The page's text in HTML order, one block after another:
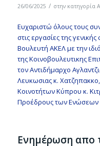
26/06/2025 / στην κατηγορία
Ευχαριστώ όλους τους
στις εργασίες της
Βουλευτή ΑΚΕΛ με την
της Κοινοβουλευτικης
τον Αντιδήμαρχο
Λευκωσιας κ.
Κοινοτήτων Κύπρου κ.
Προέδρους των
Ενημέρωση απο